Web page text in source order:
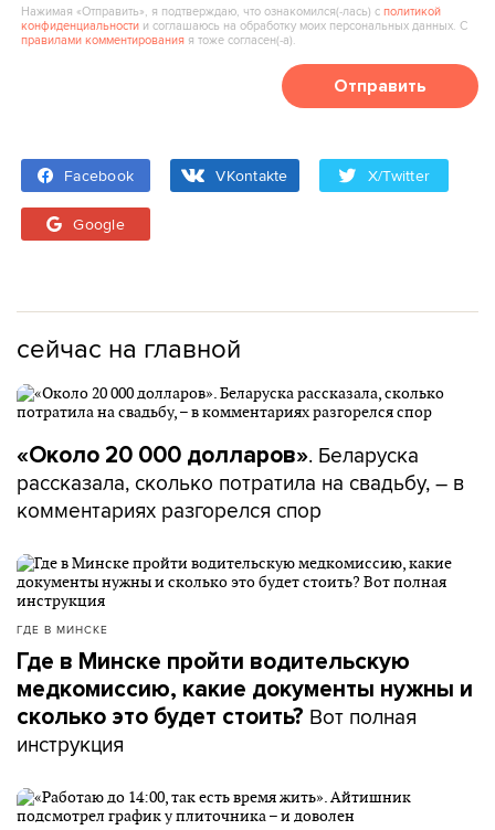
Нажимая «Отправить», я подтверждаю, что ознакомился(‑лась) сполитикой
конфиденциальности и соглашаюсь на обработку моих персональных данных. С
правилами комментирования я тоже согласен(‑а).
Отправить
Facebook VKontakte X/Twitter
Google
сейчас на главной
«Около 20 000 долларов». Беларуска
рассказала, сколько потратила на свадьбу, – в
комментариях разгорелся спор
ГДЕ В МИНСКЕ
Где в Минске пройти водительскую
медкомиссию, какие документы нужны и
сколько это будет стоить? Вот полная
инструкция